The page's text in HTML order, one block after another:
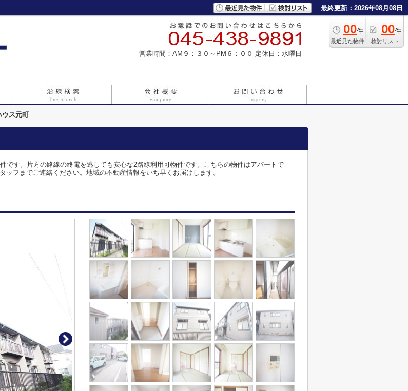
最終更新：2026年08月08日
00件
最近見た物件
00件
検討リスト
営業時間：AM９：３０～PM６：００ 定休日：水曜日
ウス元町
です。片方の路線の終電を逃しても安心な2路線利用可物件です。こちらの物件はアパートで
フまでご連絡ください。地域の不動産情報をいち早くお届けします。